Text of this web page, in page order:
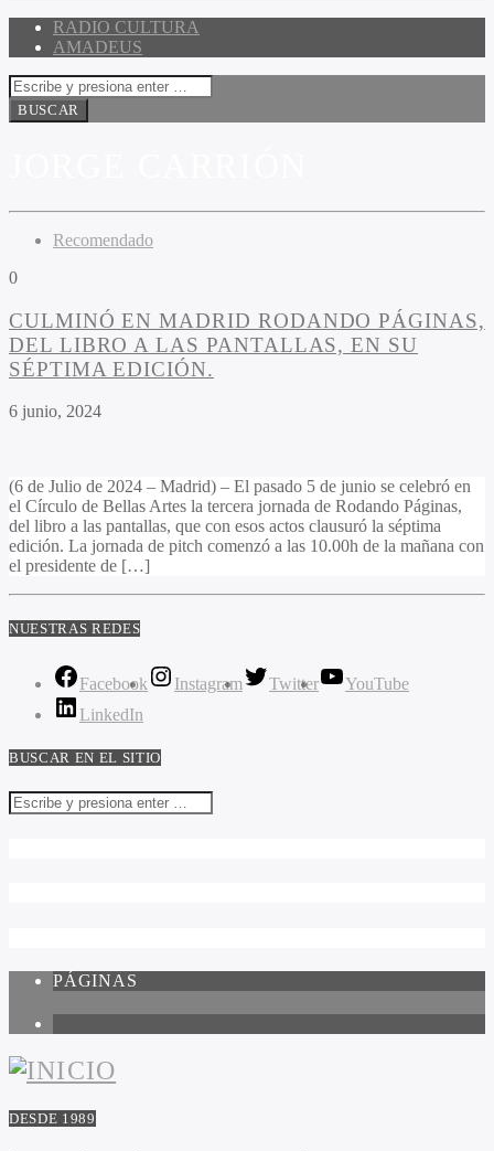
RADIO CULTURA
AMADEUS
Recomendado
0
CULMINÓ EN MADRID RODANDO PÁGINAS,
DEL LIBRO A LAS PANTALLAS, EN SU
SÉPTIMA EDICIÓN.
6 junio, 2024
(6 de Julio de 2024 – Madrid) – El pasado 5 de junio se celebró en
el Círculo de Bellas Artes la tercera jornada de Rodando Páginas,
del libro a las pantallas, que con esos actos clausuró la séptima
edición. La jornada de pitch comenzó a las 10.00h de la mañana con
el presidente de […]
NUESTRAS REDES
Facebook Instagram Twitter
YouTube
LinkedIn
BUSCAR EN EL SITIO
PÁGINAS
DESDE 1989